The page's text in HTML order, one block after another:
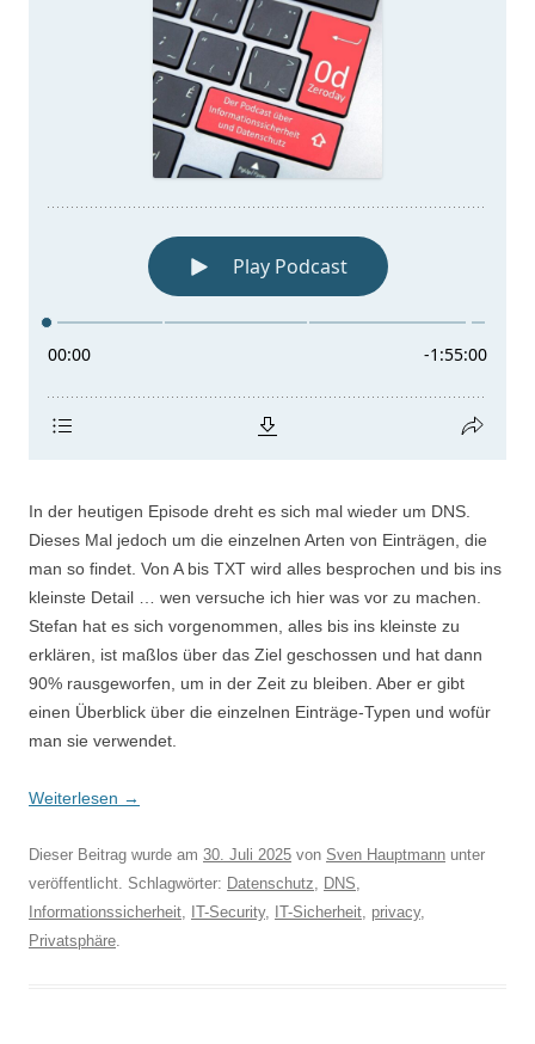
In der heutigen Episode dreht es sich mal wieder um DNS.
Dieses Mal jedoch um die einzelnen Arten von Einträgen, die
man so findet. Von A bis TXT wird alles besprochen und bis ins
kleinste Detail … wen versuche ich hier was vor zu machen.
Stefan hat es sich vorgenommen, alles bis ins kleinste zu
erklären, ist maßlos über das Ziel geschossen und hat dann
90% rausgeworfen, um in der Zeit zu bleiben. Aber er gibt
einen Überblick über die einzelnen Einträge-Typen und wofür
man sie verwendet.
Weiterlesen →
Dieser Beitrag wurde am 30. Juli 2025 von Sven Hauptmann unter
veröffentlicht. Schlagwörter: Datenschutz, DNS,
Informationssicherheit, IT-Security, IT-Sicherheit, privacy,
Privatsphäre.